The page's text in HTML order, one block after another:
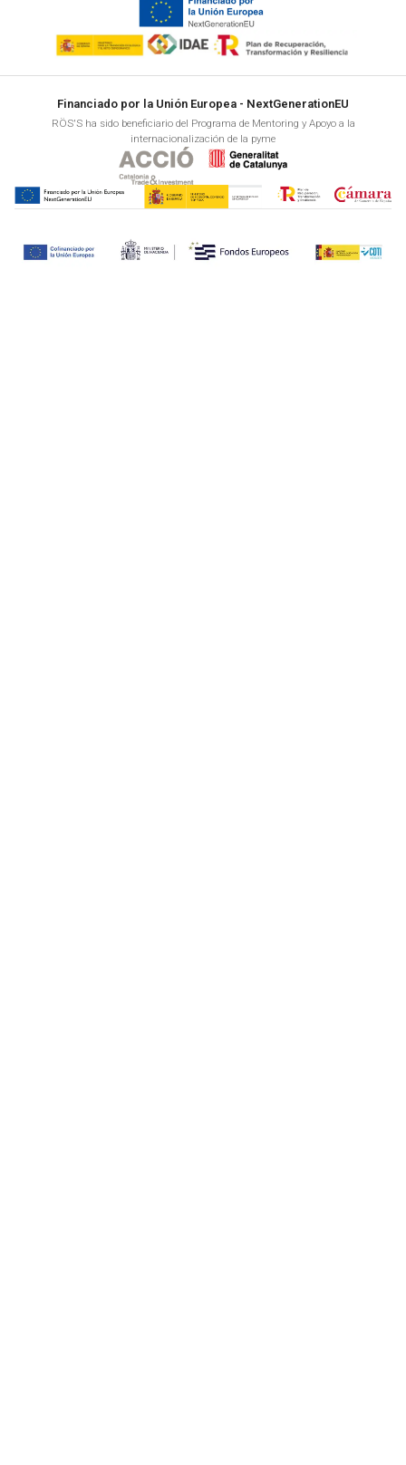
Financiado por la Unión Europea - NextGenerationEU
RÖS'S ha sido beneficiario del Programa de Mentoring y Apoyo a la
internacionalización de la pyme